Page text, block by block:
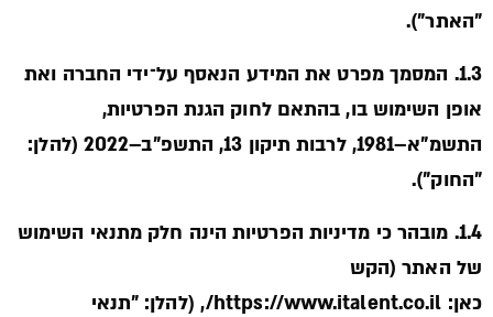
"האתר").
1.3. המסמך מפרט את המידע הנאסף על־ידי החברה ואת
אופן השימוש בו, בהתאם לחוק הגנת הפרטיות,
התשמ"א–1981, לרבות תיקון 13, התשפ"ב–2022 (להלן:
"החוק").
1.4. מובהר כי מדיניות הפרטיות הינה חלק מתנאי השימוש
של האתר (הקש
כאן: https://www.italent.co.il/, (להלן: "תנאי